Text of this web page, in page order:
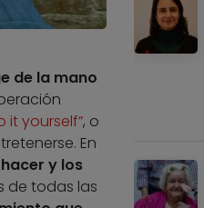
de la mano
it yourself”, o
En
y los
de todas las